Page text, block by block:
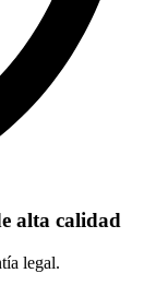
alta calidad
legal.